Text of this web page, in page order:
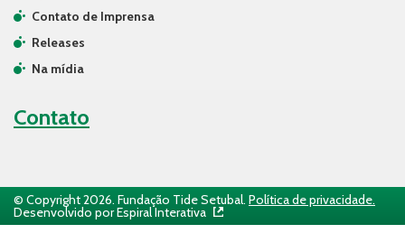
Contato de Imprensa
Releases
Na mídia
Contato
© Copyright 2026. Fundação Tide Setubal. Política de privacidade.
Desenvolvido por Espiral Interativa